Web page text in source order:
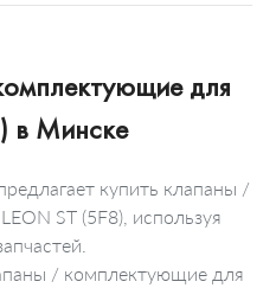
для
в Минске
купить клапаны /
ST (5F8), используя
/ комплектующие для